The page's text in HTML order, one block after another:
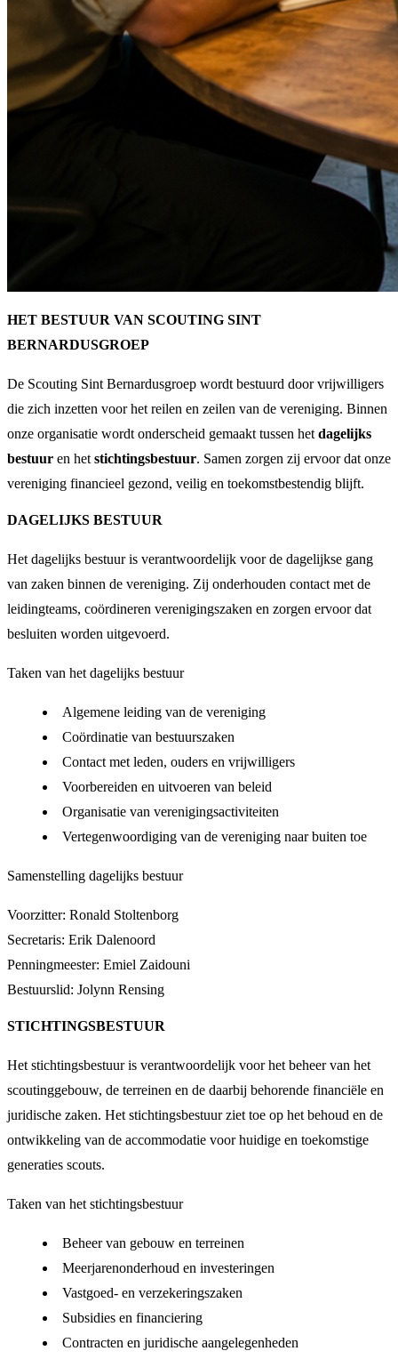
HET BESTUUR VAN SCOUTING SINT
BERNARDUSGROEP
De Scouting Sint Bernardusgroep wordt bestuurd door vrijwilligers
die zich inzetten voor het reilen en zeilen van de vereniging. Binnen
onze organisatie wordt onderscheid gemaakt tussen het dagelijks
bestuur en het stichtingsbestuur. Samen zorgen zij ervoor dat onze
vereniging financieel gezond, veilig en toekomstbestendig blijft.
DAGELIJKS BESTUUR
Het dagelijks bestuur is verantwoordelijk voor de dagelijkse gang
van zaken binnen de vereniging. Zij onderhouden contact met de
leidingteams, coördineren verenigingszaken en zorgen ervoor dat
besluiten worden uitgevoerd.
Taken van het dagelijks bestuur
Algemene leiding van de vereniging
Coördinatie van bestuurszaken
Contact met leden, ouders en vrijwilligers
Voorbereiden en uitvoeren van beleid
Organisatie van verenigingsactiviteiten
Vertegenwoordiging van de vereniging naar buiten toe
Samenstelling dagelijks bestuur
Voorzitter: Ronald Stoltenborg
Secretaris: Erik Dalenoord
Penningmeester: Emiel Zaidouni
Bestuurslid: Jolynn Rensing
STICHTINGSBESTUUR
Het stichtingsbestuur is verantwoordelijk voor het beheer van het
scoutinggebouw, de terreinen en de daarbij behorende financiële en
juridische zaken. Het stichtingsbestuur ziet toe op het behoud en de
ontwikkeling van de accommodatie voor huidige en toekomstige
generaties scouts.
Taken van het stichtingsbestuur
Beheer van gebouw en terreinen
Meerjarenonderhoud en investeringen
Vastgoed- en verzekeringszaken
Subsidies en financiering
Contracten en juridische aangelegenheden